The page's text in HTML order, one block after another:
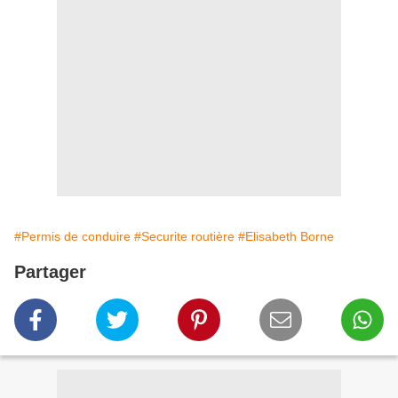
#Permis de conduire #Securite routière #Elisabeth Borne
Partager